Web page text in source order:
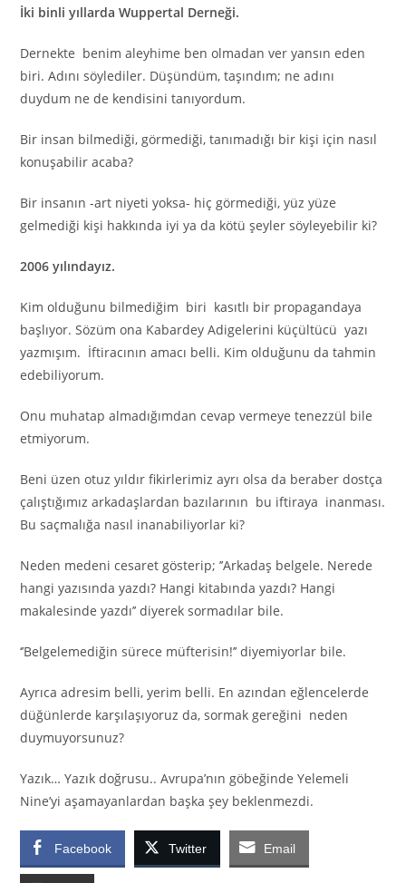
İki binli yıllarda Wuppertal Derneği.
Dernekte benim aleyhime ben olmadan ver yansın eden
biri. Adını söylediler. Düşündüm, taşındım; ne adını
duydum ne de kendisini tanıyordum.
Bir insan bilmediği, görmediği, tanımadığı bir kişi için nasıl
konuşabilir acaba?
Bir insanın -art niyeti yoksa- hiç görmediği, yüz yüze
gelmediği kişi hakkında iyi ya da kötü şeyler söyleyebilir ki?
2006 yılındayız.
Kim olduğunu bilmediğim biri kasıtlı bir propagandaya
başlıyor. Sözüm ona Kabardey Adigelerini küçültücü yazı
yazmışım. İftiracının amacı belli. Kim olduğunu da tahmin
edebiliyorum.
Onu muhatap almadığımdan cevap vermeye tenezzül bile
etmiyorum.
Beni üzen otuz yıldır fikirlerimiz ayrı olsa da beraber dostça
çalıştığımız arkadaşlardan bazılarının bu iftiraya inanması.
Bu saçmalığa nasıl inanabiliyorlar ki?
Neden medeni cesaret gösterip; ’’Arkadaş belgele. Nerede
hangi yazısında yazdı? Hangi kitabında yazdı? Hangi
makalesinde yazdı’’ diyerek sormadılar bile.
‘’Belgelemediğin sürece müfterisin!’’ diyemiyorlar bile.
Ayrıca adresim belli, yerim belli. En azından eğlencelerde
düğünlerde karşılaşıyoruz da, sormak gereğini neden
duymuyorsunuz?
Yazık… Yazık doğrusu.. Avrupa’nın göbeğinde Yelemeli
Nine’yi aşamayanlardan başka şey beklenmezdi.
Facebook Twitter Email